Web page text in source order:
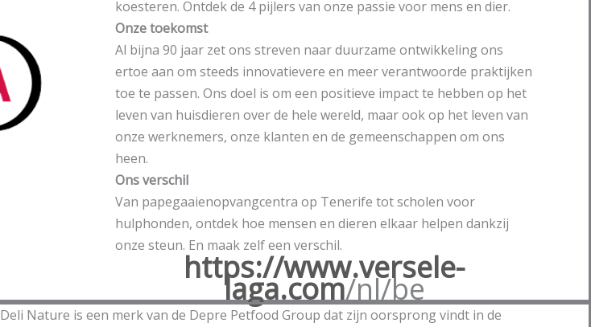
koesteren. Ontdek de 4 pijlers van onze passie voor mens en dier.
Onze toekomst
Al bijna 90 jaar zet ons streven naar duurzame ontwikkeling ons
ertoe aan om steeds innovatievere en meer verantwoorde praktijken
toe te passen. Ons doel is om een positieve impact te hebben op het
leven van huisdieren over de hele wereld, maar ook op het leven van
onze werknemers, onze klanten en de gemeenschappen om ons
heen.
Ons verschil
Van papegaaienopvangcentra op Tenerife tot scholen voor
hulphonden, ontdek hoe mensen en dieren elkaar helpen dankzij
onze steun. En maak zelf een verschil.
https://www.versele-
laga.com/nl/be
Deli Nature is een merk van de Depre Petfood Group dat zijn oorsprong vindt in de